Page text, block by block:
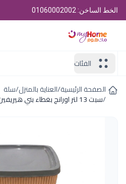
الخط الساخن: 01060002002
الفئات
الصفحة الرئيسية/العناية بالمنزل/سلة
/سبت 13 لتر اورانج بغطاء بني هيريفين